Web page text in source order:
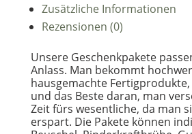
Zusätzliche Informationen
Rezensionen (0)
Unsere Geschenkpakete
Anlass. Man bekommt
hausgemachte
und das Beste daran, man
Zeit fürs wesentliche, da man
erspart. Die Pakete können